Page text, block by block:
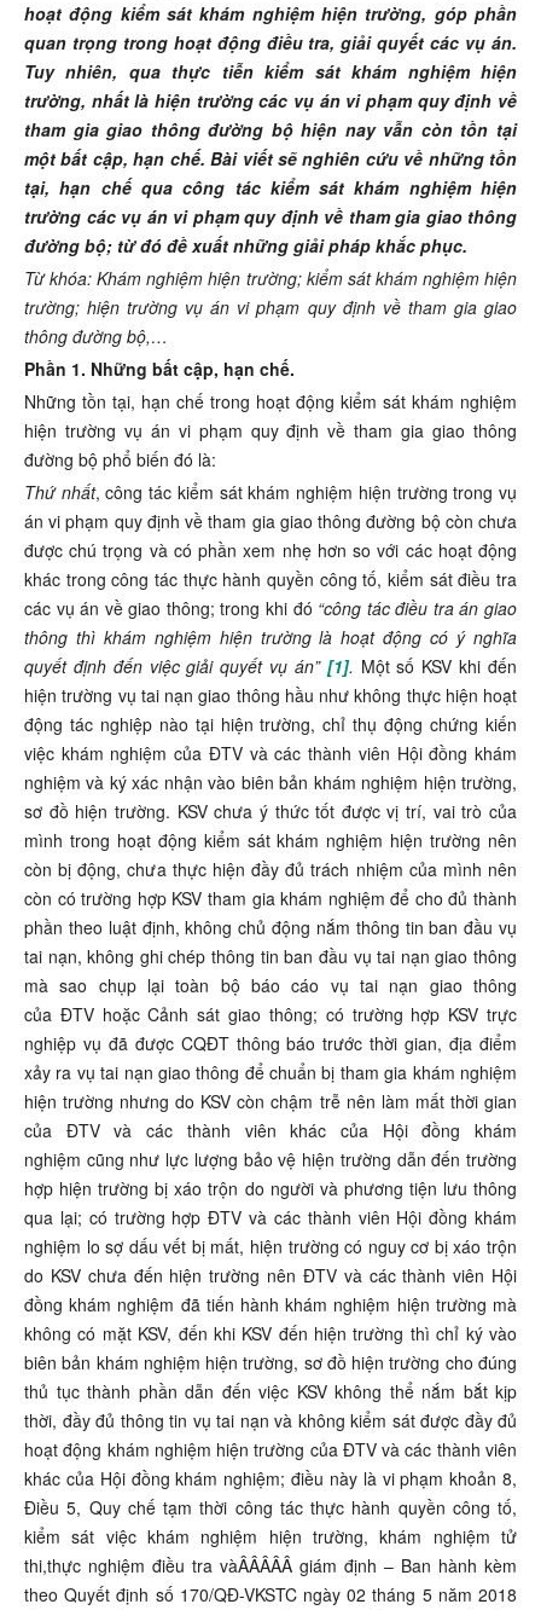
hoạt động kiểm sát khám nghiệm hiện trường, góp phần
quan trọng trong hoạt động điều tra, giải quyết các vụ án.
Tuy nhiên, qua thực tiễnkiểm sát khám nghiệm hiện
trường, nhất là hiện trường các vụ án vi phạm quy định về
tham gia giao thông đường bộ hiện nay vẫn còn tồn tại
một bất cập, hạn chế. Bài viết sẽ nghiên cứu về những tồn
tại, hạn chế qua công tác kiểm sát khám nghiệm hiện
trường các vụ án vi phạm quy định về tham gia giao thông
đường bộ; từ đó đề xuất những giải pháp khắc phục.
Từ khóa: Khám nghiệm hiện trường; kiểm sát khám nghiệm hiện
trường; hiện trường vụ án vi phạm quy định về tham gia giao
thông đường bộ,…
Phần 1. Những bất cập, hạn chế.
Những tồn tại, hạn chế trong hoạt động kiểm sát khám nghiệm
hiện trường vụ án vi phạm quy định về tham gia giao thông
đường bộ phổ biến đó là:
Thứ nhất, công tác kiểm sát khám nghiệm hiện trường trong vụ
án vi phạm quy định về tham gia giao thông đường bộ còn chưa
được chú trọng và có phần xem nhẹ hơn so với các hoạt động
khác trong công tác thực hành quyền công tố, kiểm sát điều tra
các vụ án về giao thông; trong khi đó “công tác điều tra án giao
thông thì khám nghiệm hiện trường là hoạt động có ý nghĩa
quyết định đến việc giải quyết vụ án” [1]. Một số KSV khi đến
hiện trường vụ tai nạn giao thông hầu như không thực hiện hoạt
động tác nghiệp nào tại hiện trường, chỉ thụ động chứng kiến
việc khám nghiệm của ĐTV và các thành viên Hội đồng khám
nghiệm và ký xác nhận vào biên bản khám nghiệm hiện trường,
sơ đồ hiện trường. KSV chưa ý thức tốt được vị trí, vai trò của
mình trong hoạt động kiểm sát khám nghiệm hiện trường nên
còn bị động, chưa thực hiện đầy đủ trách nhiệm của mình nên
còn có trường hợp KSV tham gia khám nghiệm để cho đủ thành
phần theo luật định, không chủ động nắm thông tin ban đầu vụ
tai nạn, không ghi chép thông tin ban đầu vụ tai nạn giao thông
mà sao chụp lại toàn bộ báo cáo vụ tai nạn giao thông
của ĐTV hoặc Cảnh sát giao thông; có trường hợp KSV trực
nghiệp vụ đã được CQĐT thông báo trước thời gian, địa điểm
xảy ra vụ tai nạn giao thông để chuẩn bị tham gia khám nghiệm
hiện trường nhưng do KSV còn chậm trễ nên làm mất thời gian
của ĐTV và các thành viên khác của Hội đồng khám
nghiệm cũng như lực lượng bảo vệ hiện trường dẫn đến trường
hợp hiện trường bị xáo trộn do người và phương tiện lưu thông
qua lại; có trường hợp ĐTV và các thành viên Hội đồng khám
nghiệm lo sợ dấu vết bị mất, hiện trường có nguy cơ bị xáo trộn
do KSV chưa đến hiện trường nên ĐTV và các thành viên Hội
đồng khám nghiệm đã tiến hành khám nghiệm hiện trường mà
không có mặt KSV, đến khi KSV đến hiện trường thì chỉ ký vào
biên bản khám nghiệm hiện trường, sơ đồ hiện trường cho đúng
thủ tục thành phần dẫn đến việc KSV không thể nắm bắt kịp
thời, đầy đủ thông tin vụ tai nạn và không kiểm sát được đầy đủ
hoạt động khám nghiệm hiện trường của ĐTV và các thành viên
khác của Hội đồng khám nghiệm; điều này là vi phạm khoản 8,
Điều 5, Quy chế tạm thời công tác thực hành quyền công tố,
kiểm sát việc khám nghiệm hiện trường, khám nghiệm tử
thi,thực nghiệm điều tra vàÂÂÂÂÂ giám định – Ban hành kèm
theo Quyết định số 170/QĐ-VKSTC ngày 02 tháng 5 năm 2018